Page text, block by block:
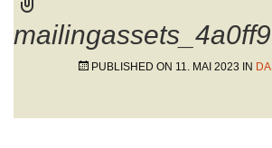
PUBLISHED ON 11. MAI 2023 IN